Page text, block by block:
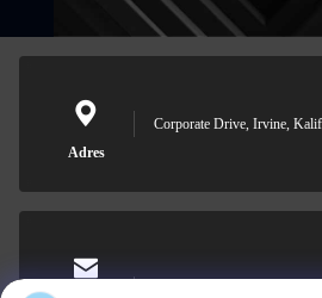
Adres
Corporate Drive, Irvine,